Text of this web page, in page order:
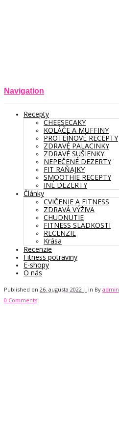
Navigation
Recepty
CHEESECAKY
KOLÁČE A MUFFINY
PROTEÍNOVÉ RECEPTY
ZDRAVÉ PALACINKY
ZDRAVÉ SUŠIENKY
NEPEČENÉ DEZERTY
FIT RAŇAJKY
SMOOTHIE RECEPTY
INÉ DEZERTY
Články
CVIČENIE A FITNESS
ZDRAVÁ VÝŽIVA
CHUDNUTIE
FITNESS SLADKOSTI
RECENZIE
Krása
Recenzie
Fitness potraviny
E-shopy
O nás
Published on 26. augusta 2022 | in By admin
0 Comments